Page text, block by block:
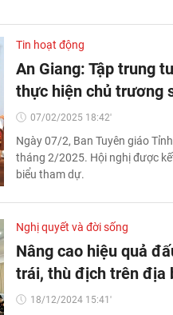
Tin hoạt động
An Giang: Tập trung
thực hiện chủ trương
07/02/2025 18:42'
Ngày 07/2, Ban Tuyên giáo
tháng 2/2025. Hội nghị được
biểu tham dự.
Nghị quyết và đời sống
Nâng cao hiệu quả
trái, thù địch trên địa
18/12/2024 15:41'